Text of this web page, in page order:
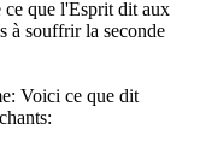
ce que l'Esprit dit aux
à souffrir la seconde
Voici ce que dit